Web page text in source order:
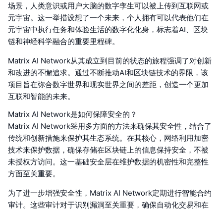
场景，人类意识或用户大脑的数字孪生可以被上传到互联网或
元宇宙。这一举措设想了一个未来，个人拥有可以代表他们在
元宇宙中执行任务和体验生活的数字化化身，标志着AI、区块
链和神经科学融合的重要里程碑。
Matrix AI Network从其成立到目前的状态的旅程强调了对创新
和改进的不懈追求。通过不断推动AI和区块链技术的界限，该
项目旨在弥合数字世界和现实世界之间的差距，创造一个更加
互联和智能的未来。
Matrix AI Network是如何保障安全的？
Matrix AI Network采用多方面的方法来确保其安全性，结合了
传统和创新措施来保护其生态系统。在其核心，网络利用加密
技术来保护数据，确保存储在区块链上的信息保持安全，不被
未授权方访问。这一基础安全层在维护数据的机密性和完整性
方面至关重要。
为了进一步增强安全性，Matrix AI Network定期进行智能合约
审计。这些审计对于识别漏洞至关重要，确保自动化交易和在